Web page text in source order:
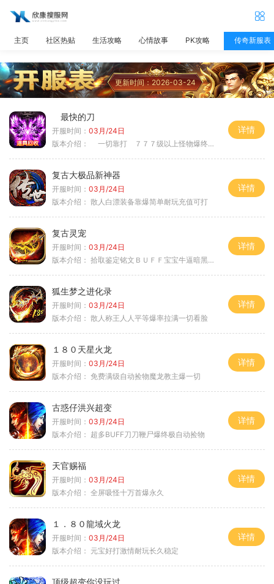
主页 社区热贴 生活攻略 心情故事 PK攻略 传奇新服表
更新时间：2026-03-24
最快的刀
开服时间： 03月/24日
版本介绍：
一切靠打 ７７７级以上怪物爆终极
详情
复古大极品新神器
开服时间： 03月/24日
版本介绍： 散人白漂装备靠爆简单耐玩充值可打
详情
复古灵宠
开服时间： 03月/24日
版本介绍： 拾取鉴定铭文ＢＵＦＦ宝宝牛逼暗黑属性
详情
狐生梦之进化录
开服时间： 03月/24日
版本介绍： 散人称王人人平等爆率拉满一切看脸
详情
１８０天星火龙
开服时间： 03月/24日
版本介绍： 免费满级自动捡物魔龙教主爆一切
详情
古惑仔洪兴超变
开服时间： 03月/24日
版本介绍： 超多BUFF刀刀鞭尸爆终极自动捡物
详情
天官赐福
开服时间： 03月/24日
版本介绍： 全屏吸怪十万首爆永久
详情
１．８０龍域火龙
开服时间： 03月/24日
版本介绍： 元宝好打激情耐玩长久稳定
详情
顶级超变你没玩过